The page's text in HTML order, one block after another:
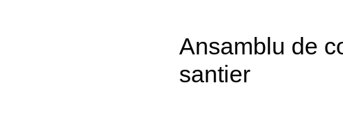
Ansamblu de
santier